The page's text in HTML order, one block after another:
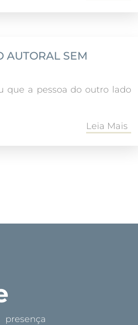
AUTORAL SEM
que a pessoa do outro lado
Leia Mais